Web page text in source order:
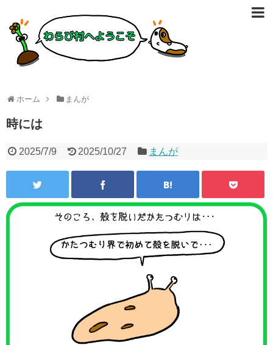
ホーム まんが
時には
2025/7/9 2025/10/27 まんが